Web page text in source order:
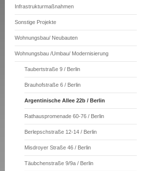
Infrastrukturmaßnahmen
Sonstige Projekte
Wohnungsbau/ Neubauten
Wohnungsbau /Umbau/ Modernisierung
Taubertstraße 9 / Berlin
Brauhofstraße 6 / Berlin
Argentinische Allee 22b / Berlin
Rathauspromenade 60-76 / Berlin
Berlepschstraße 12-14 / Berlin
Misdroyer Straße 46 / Berlin
Täubchenstraße 9/9a / Berlin